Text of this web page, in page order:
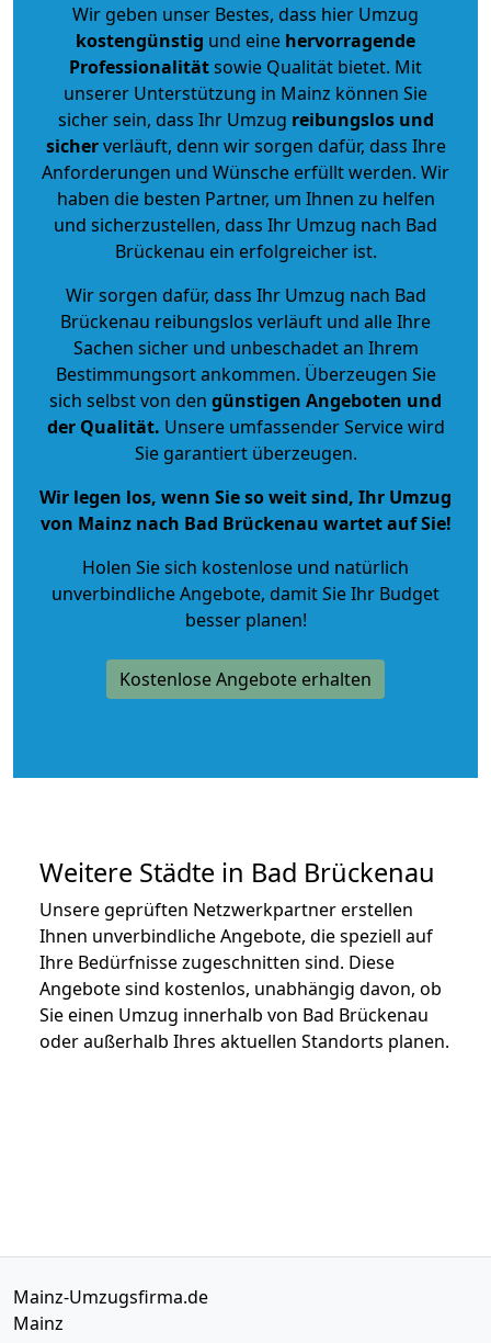
Wir geben unser Bestes, dass hier Umzug
kostengünstig und eine hervorragende
Professionalitätsowie Qualität bietet. Mit
unserer Unterstützung in Mainz können Sie
sicher sein, dass Ihr Umzug reibungslos und
sicherverläuft, denn wir sorgen dafür, dass Ihre
Anforderungen und Wünsche erfüllt werden. Wir
haben die besten Partner, um Ihnen zu helfen
und sicherzustellen, dass Ihr Umzug nach Bad
Brückenau ein erfolgreicher ist.
Wir sorgen dafür, dass Ihr Umzug nach Bad
Brückenau reibungslos verläuft und alle Ihre
Sachen sicher und unbeschadet an Ihrem
Bestimmungsort ankommen. Überzeugen Sie
sich selbst von den günstigen Angeboten und
der Qualität. Unsere umfassender Service wird
Sie garantiert überzeugen.
Wir legen los, wenn Sie so weit sind, Ihr Umzug
von Mainz nach Bad Brückenau wartet auf Sie!
Holen Sie sich kostenlose und natürlich
unverbindliche Angebote, damit Sie Ihr Budget
besser planen!
Kostenlose Angebote erhalten
Weitere Städte in Bad Brückenau
Unsere geprüften Netzwerkpartner erstellen
Ihnen unverbindliche Angebote, die speziell auf
Ihre Bedürfnisse zugeschnitten sind. Diese
Angebote sind kostenlos, unabhängig davon, ob
Sie einen Umzug innerhalb von Bad Brückenau
oder außerhalb Ihres aktuellen Standorts planen.
Mainz-Umzugsfirma.de
Mainz